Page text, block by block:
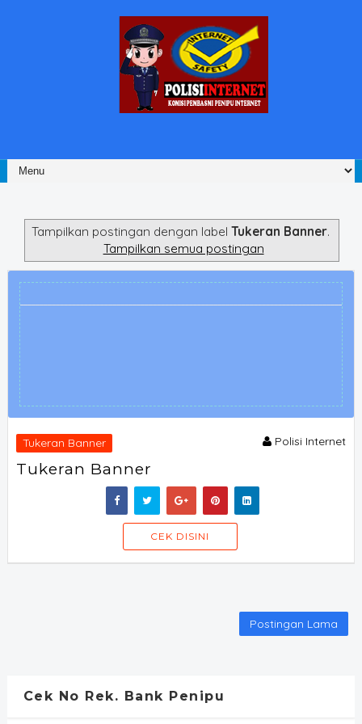
Tampilkan postingan dengan labelTukeran Banner.
Tampilkan semua postingan
Tukeran Banner Polisi Internet
Tukeran Banner
SORAOFF
CEK DISINI
Postingan Lama
Cek No Rek. Bank Penipu